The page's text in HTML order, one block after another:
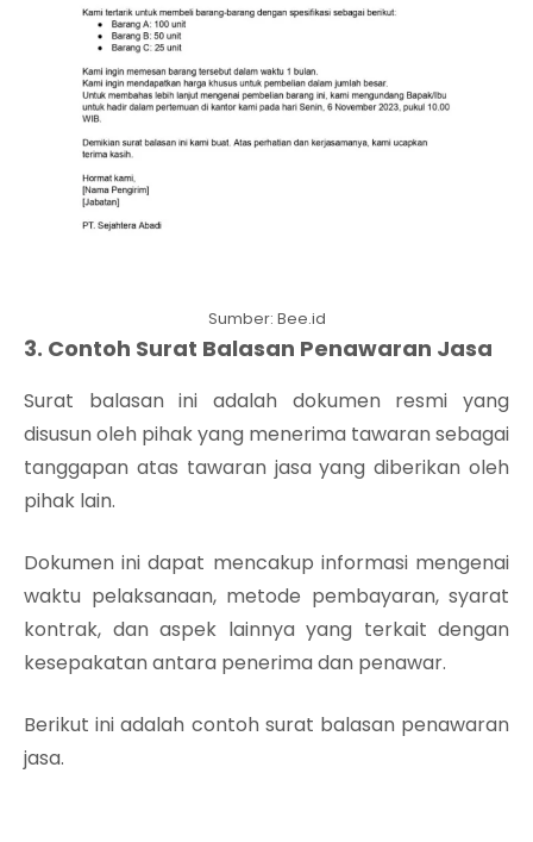
Sumber: Bee.id
3. Contoh Surat Balasan Penawaran Jasa
Surat balasan ini adalah dokumen resmi yang
disusun oleh pihak yang menerima tawaran sebagai
tanggapan atas tawaran jasa yang diberikan oleh
pihak lain.
Dokumen ini dapat mencakup informasi mengenai
waktu pelaksanaan, metode pembayaran, syarat
kontrak, dan aspek lainnya yang terkait dengan
kesepakatan antara penerima dan penawar.
Berikut ini adalah contoh surat balasan penawaran
jasa.